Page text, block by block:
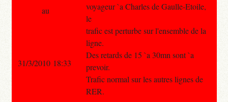
voyageur `a Charles de Gaulle-Etoile,
le
trafic est perturbe sur l'ensemble de la
ligne.
Des retards de 15 `a 30mn sont `a
prevoir.
Trafic normal sur les autres lignes de
RER.
au
31/3/2010 18:33